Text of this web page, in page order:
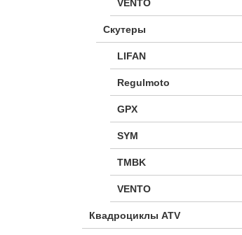
VENTO
Скутеры
LIFAN
Regulmoto
GPX
SYM
TMBK
VENTO
Квадроциклы ATV